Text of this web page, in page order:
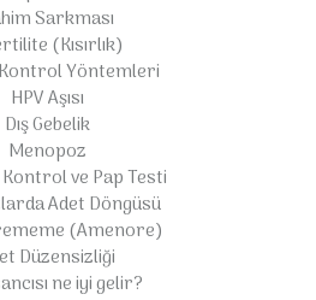
Sarkması
(Kısırlık)
Yöntemleri
HPV Aşısı
Dış Gebelik
Menopoz
ve Pap Testi
Adet Döngüsü
(Amenore)
Düzensizliği
ne iyi gelir?